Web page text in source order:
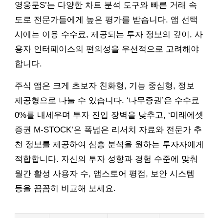
영웅문S’는 다양한 차트 분석 도구와 빠른 거래 속
도로 전문가들에게 높은 평가를 받습니다. 앱 선택
시에는 이용 수수료, 제공되는 투자 정보의 깊이, 사
용자 인터페이스의 편의성을 우선적으로 고려해야
합니다.
주식 앱은 크게 초보자 친화형, 기능 중심형, 정보
제공형으로 나눌 수 있습니다. ‘나무증권’은 수수료
0%를 내세우며 투자 진입 장벽을 낮추고, ‘미래에셋
증권 M-STOCK’은 폭넓은 리서치 자료와 전문가 추
천 정보를 제공하여 심층 분석을 원하는 투자자에게
적합합니다. 자신의 투자 성향과 경험 수준에 맞춰
월간 활성 사용자 수, 앱스토어 평점, 보안 시스템
등을 꼼꼼히 비교해 보세요.